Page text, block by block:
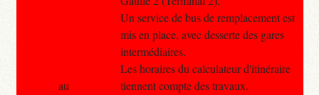
Un service de bus de remplacement est
mis en place, avec desserte des gares
intermédiaires.
Les horaires du calculateur d'itinéraire
tiennent compte des travaux.
au